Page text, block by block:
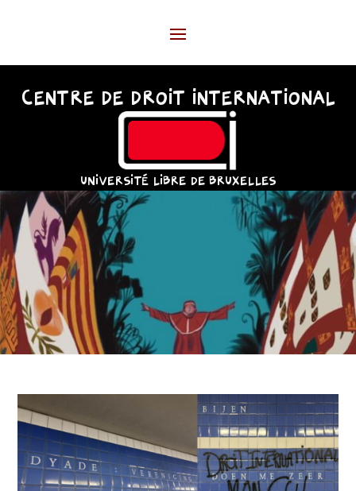
CENTRE DE DROIT INTERNATIONAL
UNIVERSITÉ LIBRE DE BRUXELLES